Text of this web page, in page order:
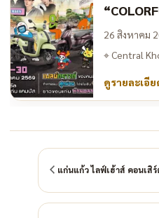
26 สิงหาคม
⌖Central
ดูรายละเอีย
แก่นแก้ว ไลฟ์เฮ้าส์ คอนเสิร์